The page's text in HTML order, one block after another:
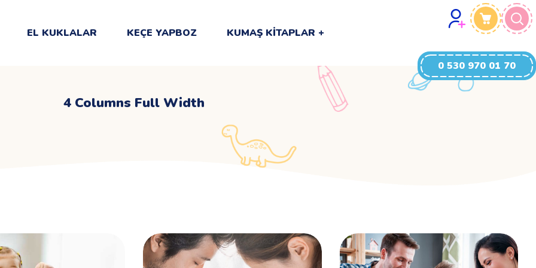
EL KUKLALAR KEÇE YAPBOZ KUMAŞ KITAPLAR
0 530 970 01 70
4 Columns Full Width